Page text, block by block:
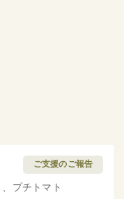
ご支援のご報告
プチトマト